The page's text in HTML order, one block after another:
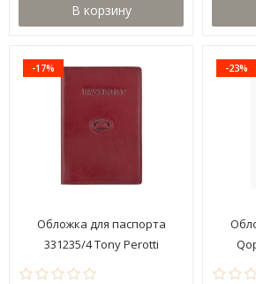
В корзину
-17%
Обложка для паспорта
331235/4 Tony Perotti
-23%